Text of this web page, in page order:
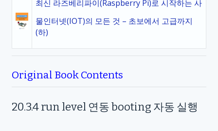
최신 라즈베리파이(Raspberry Pi)로 시작하는 사
물인터넷(IOT)의 모든 것 – 초보에서 고급까지
(하)
Original Book Contents
20.3.4run level 연동booting 자동 실행